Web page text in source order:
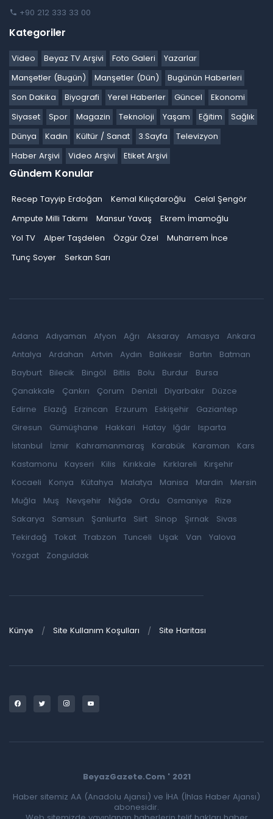
+90 212 333 33 00
Kategoriler
Video Beyaz TV Arşivi Foto Galeri
Yazarlar
Manşetler (Bugün)
Manşetler (Dün)
Bugünün Haberleri
Son Dakika
Biyografi Yerel Haberler Güncel
Ekonomi
Siyaset
Spor Magazin Teknoloji Yaşam Eğitim
Sağlık
Dünya
Kadın Kültür / Sanat 3.Sayfa
Televizyon
Haber Arşivi
Video Arşivi Etiket Arşivi
Gündem Konular
Recep Tayyip Erdoğan Kemal Kılıçdaroğlu
Celal Şengör
Ampute Milli Takımı
Mansur Yavaş
Ekrem İmamoğlu
Yol TV
Alper Taşdelen Özgür Özel
Muharrem İnce
Tunç Soyer
Serkan Sarı
Adana Adıyaman Afyon Ağrı Aksaray Amasya
Ankara
Antalya
Ardahan Artvin Aydın Balıkesir Bartın
Batman
Bayburt
Bilecik Bingöl Bitlis Bolu Burdur
Bursa
Çanakkale
Çankırı Çorum Denizli Diyarbakır
Düzce
Edirne
Elazığ Erzincan Erzurum Eskişehir
Gaziantep
Giresun
Gümüşhane Hakkari Hatay Iğdır
Isparta
İstanbul
İzmir Kahramanmaraş Karabük Karaman
Kars
Kastamonu
Kayseri Kilis Kırıkkale Kırklareli
Kırşehir
Kocaeli
Konya Kütahya Malatya Manisa Mardin
Mersin
Muğla
Muş Nevşehir Niğde Ordu Osmaniye
Rize
Sakarya
Samsun Şanlıurfa Siirt Sinop Şırnak
Sivas
Tekirdağ
Tokat Trabzon Tunceli Uşak Van
Yalova
Yozgat
Zonguldak
Künye Site Kullanım Koşulları Site Haritası
BeyazGazete.Com ' 2021
Haber sitemiz AA (Anadolu Ajansı) ve İHA (İhlas Haber Ajansı)
abonesidir.